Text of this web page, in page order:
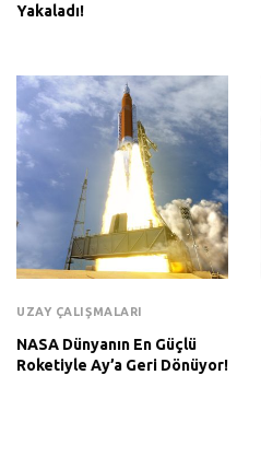
Yakaladı!
UZAY ÇALIŞMALARI
NASA Dünyanın En Güçlü
Roketiyle Ay’a Geri Dönüyor!